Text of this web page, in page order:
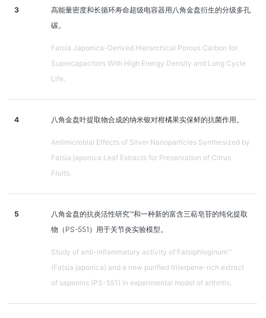
3
高能量密度和长循环寿命超级电容器用八角金盘衍生的分级多孔
碳。
Fatsia Japonica-Derived Hierarchical Porous Carbon for
Supercapacitors With High Energy Density and Long Cycle
Life.
4 八角金盘叶提取物合成的纳米银对柑橘果实保鲜的抗菌作用。
Antimicrobial Effects of Silver Nanoparticles Synthesized by
Fatsia japonica Leaf Extracts for Preservation of Citrus
Fruits.
5
八角金盘的抗炎活性研究™和一种新的富含三萜皂苷的纯化提取
物（PS-551）用于关节炎实验模型。
Study of anti-inflammatory activity of Fatsiphloginum™
(Fatsia japonica) and a new purified triterpene-rich extract
of saponins (PS-551) in experimental model of arthritis.